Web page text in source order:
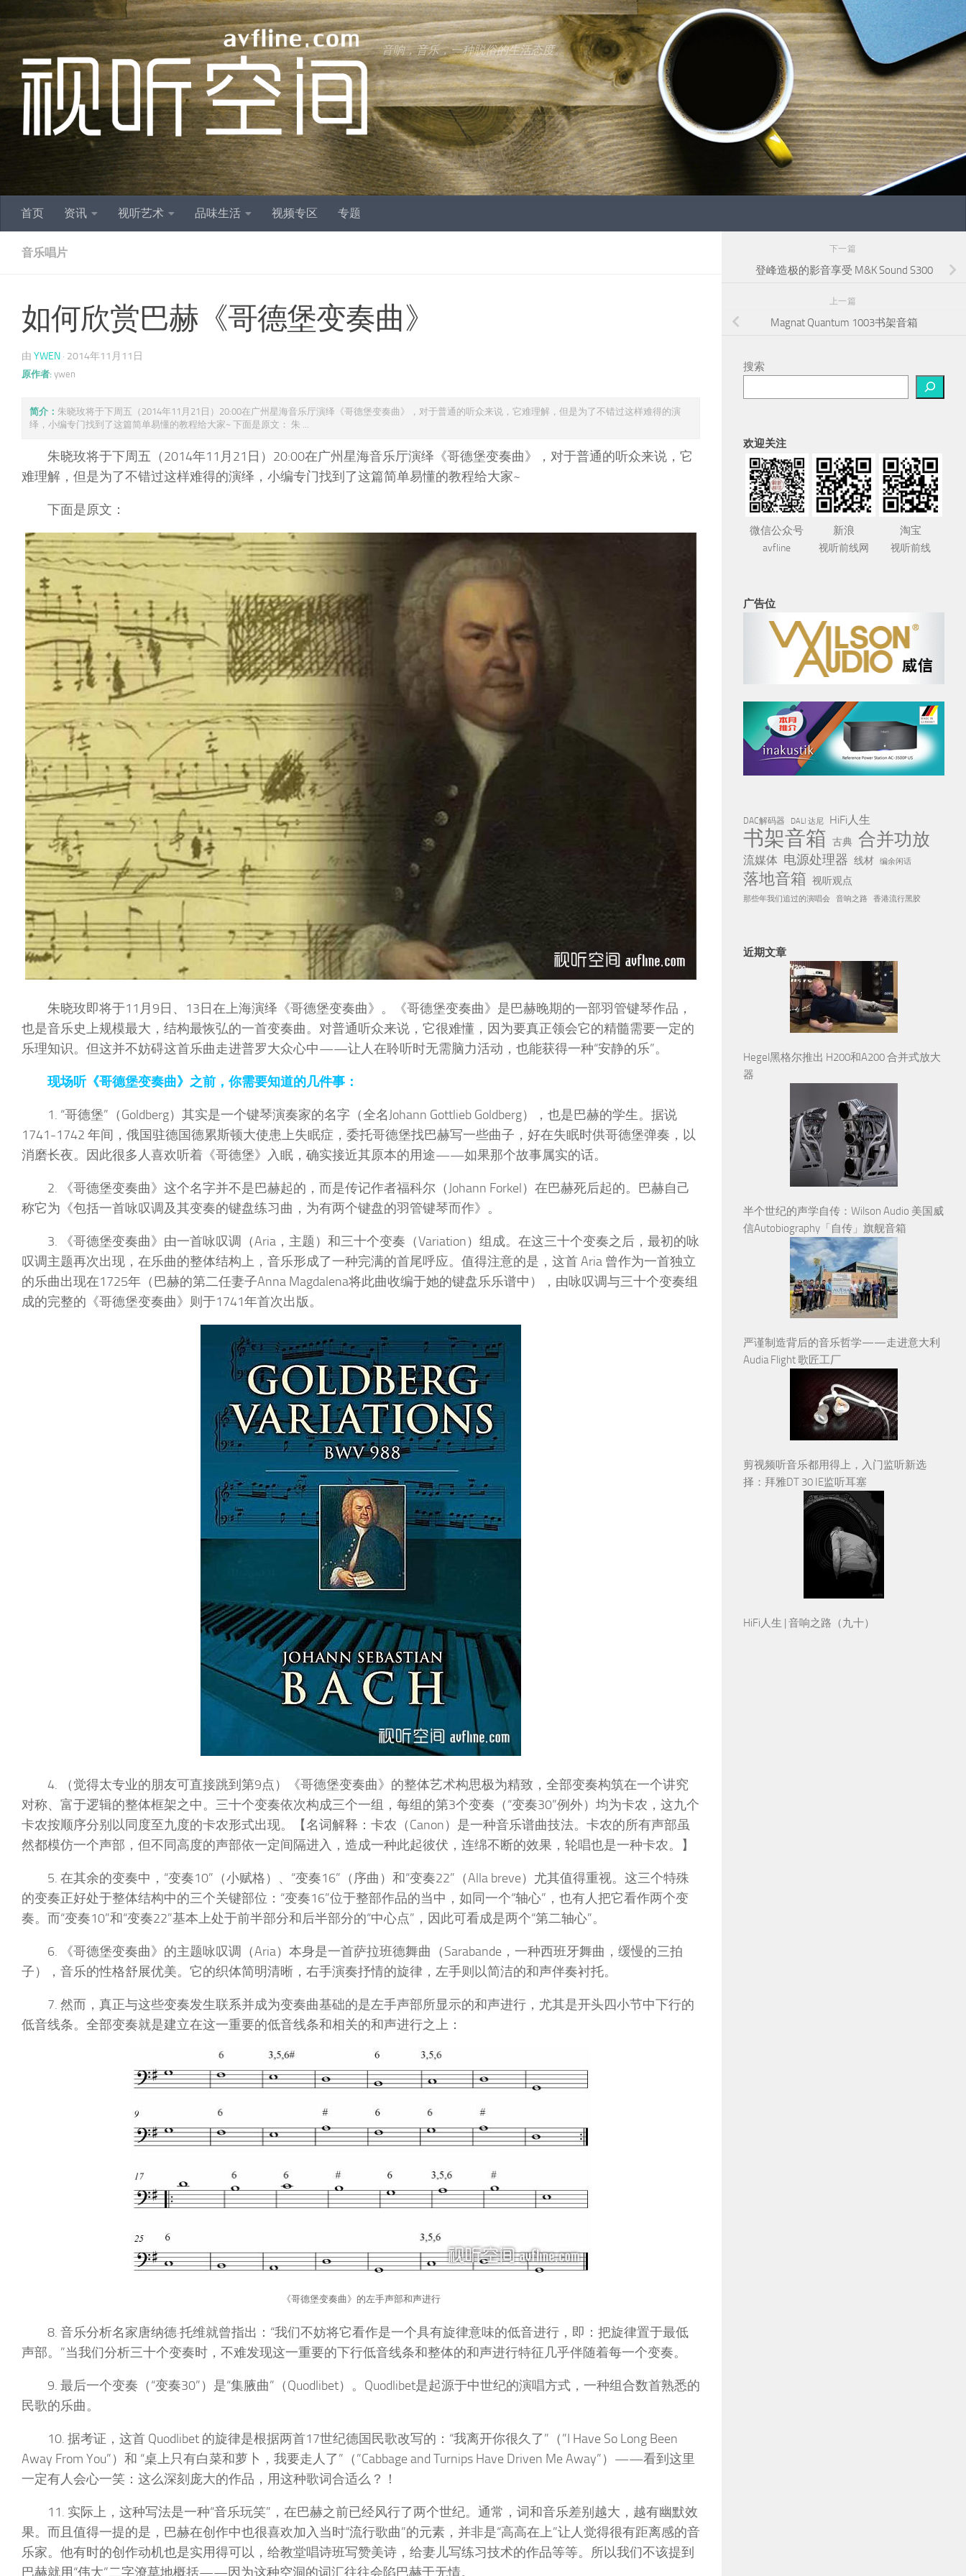
跳至内容
音响，音乐，一种脱俗的生活态度。
首页 资讯 视听艺术 品味生活 视频专区 专题
音乐唱片
如何欣赏巴赫《哥德堡变奏曲》
由 YWEN · 2014年11月11日
原作者: ywen
简介： 朱晓玫将于下周五（2014年11月21日）20:00在广州星海音乐厅演绎《哥德堡变奏曲》，对于普通的听众来说，它难理解，但是为了不错过这样难得的演
绎，小编专门找到了这篇简单易懂的教程给大家~ 下面是原文： 朱 ...
朱晓玫将于下周五（2014年11月21日）20:00在广州星海音乐厅演绎《哥德堡变奏曲》，对于普通的听众来说，它
难理解，但是为了不错过这样难得的演绎，小编专门找到了这篇简单易懂的教程给大家~
下面是原文：
朱晓玫即将于11月9日、13日在上海演绎《哥德堡变奏曲》。《哥德堡变奏曲》是巴赫晚期的一部羽管键琴作品，
也是音乐史上规模最大，结构最恢弘的一首变奏曲。对普通听众来说，它很难懂，因为要真正领会它的精髓需要一定的
乐理知识。但这并不妨碍这首乐曲走进普罗大众心中——让人在聆听时无需脑力活动，也能获得一种“安静的乐”。
现场听《哥德堡变奏曲》之前，你需要知道的几件事：
1. “哥德堡”（Goldberg）其实是一个键琴演奏家的名字（全名Johann Gottlieb Goldberg），也是巴赫的学生。据说
1741-1742 年间，俄国驻德国德累斯顿大使患上失眠症，委托哥德堡找巴赫写一些曲子，好在失眠时供哥德堡弹奏，以
消磨长夜。因此很多人喜欢听着《哥德堡》入眠，确实接近其原本的用途——如果那个故事属实的话。
2. 《哥德堡变奏曲》这个名字并不是巴赫起的，而是传记作者福科尔（Johann Forkel）在巴赫死后起的。巴赫自己
称它为《包括一首咏叹调及其变奏的键盘练习曲，为有两个键盘的羽管键琴而作》。
3. 《哥德堡变奏曲》由一首咏叹调（Aria，主题）和三十个变奏（Variation）组成。在这三十个变奏之后，最初的咏
叹调主题再次出现，在乐曲的整体结构上，音乐形成了一种完满的首尾呼应。值得注意的是，这首 Aria 曾作为一首独立
的乐曲出现在1725年（巴赫的第二任妻子Anna Magdalena将此曲收编于她的键盘乐乐谱中），由咏叹调与三十个变奏组
成的完整的《哥德堡变奏曲》则于1741年首次出版。
4. （觉得太专业的朋友可直接跳到第9点）《哥德堡变奏曲》的整体艺术构思极为精致，全部变奏构筑在一个讲究
对称、富于逻辑的整体框架之中。三十个变奏依次构成三个一组，每组的第3个变奏（“变奏30”例外）均为卡农，这九个
卡农按顺序分别以同度至九度的卡农形式出现。【名词解释：卡农（Canon）是一种音乐谱曲技法。卡农的所有声部虽
然都模仿一个声部，但不同高度的声部依一定间隔进入，造成一种此起彼伏，连绵不断的效果，轮唱也是一种卡农。】
5. 在其余的变奏中，“变奏10”（小赋格）、“变奏16”（序曲）和“变奏22”（Alla breve）尤其值得重视。这三个特殊
的变奏正好处于整体结构中的三个关键部位：“变奏16”位于整部作品的当中，如同一个“轴心”，也有人把它看作两个变
奏。而“变奏10”和“变奏22”基本上处于前半部分和后半部分的“中心点”，因此可看成是两个“第二轴心”。
6. 《哥德堡变奏曲》的主题咏叹调（Aria）本身是一首萨拉班德舞曲（Sarabande，一种西班牙舞曲，缓慢的三拍
子），音乐的性格舒展优美。它的织体简明清晰，右手演奏抒情的旋律，左手则以简洁的和声伴奏衬托。
7. 然而，真正与这些变奏发生联系并成为变奏曲基础的是左手声部所显示的和声进行，尤其是开头四小节中下行的
低音线条。全部变奏就是建立在这一重要的低音线条和相关的和声进行之上：
《哥德堡变奏曲》的左手声部和声进行
8. 音乐分析名家唐纳德·托维就曾指出：“我们不妨将它看作是一个具有旋律意味的低音进行，即：把旋律置于最低
声部。”当我们分析三十个变奏时，不难发现这一重要的下行低音线条和整体的和声进行特征几乎伴随着每一个变奏。
9. 最后一个变奏（“变奏30”）是“集腋曲”（Quodlibet）。Quodlibet是起源于中世纪的演唱方式，一种组合数首熟悉的
民歌的乐曲。
10. 据考证，这首 Quodlibet 的旋律是根据两首17世纪德国民歌改写的：“我离开你很久了”（”I Have So Long Been
Away From You”）和 “桌上只有白菜和萝卜，我要走人了”（”Cabbage and Turnips Have Driven Me Away”）——看到这里
一定有人会心一笑：这么深刻庞大的作品，用这种歌词合适么？！
11. 实际上，这种写法是一种“音乐玩笑”，在巴赫之前已经风行了两个世纪。通常，词和音乐差别越大，越有幽默效
果。而且值得一提的是，巴赫在创作中也很喜欢加入当时“流行歌曲”的元素，并非是“高高在上”让人觉得很有距离感的音
乐家。他有时的创作动机也是实用得可以，给教堂唱诗班写赞美诗，给妻儿写练习技术的作品等等。所以我们不该提到
巴赫就用“伟大”二字潦草地概括——因为这种空洞的词汇往往会陷巴赫于无情。
下一篇
登峰造极的影音享受 M&K Sound S300
上一篇
Magnat Quantum 1003书架音箱
搜索
欢迎关注
微信公众号
avfline
新浪
视听前线网
淘宝
视听前线
广告位
DAC解码器 DALI 达尼 HiFi人生
书架音箱 古典 合并功放
流媒体 电源处理器 线材 编余闲话
落地音箱 视听观点
那些年我们追过的演唱会 音响之路 香港流行黑胶
近期文章
Hegel黑格尔推出 H200和A200 合并式放大
器
半个世纪的声学自传：Wilson Audio 美国威
信Autobiography「自传」旗舰音箱
严谨制造背后的音乐哲学——走进意大利
Audia Flight 歌匠工厂
剪视频听音乐都用得上，入门监听新选
择：拜雅DT 30 IE监听耳塞
HiFi人生 | 音响之路（九十）